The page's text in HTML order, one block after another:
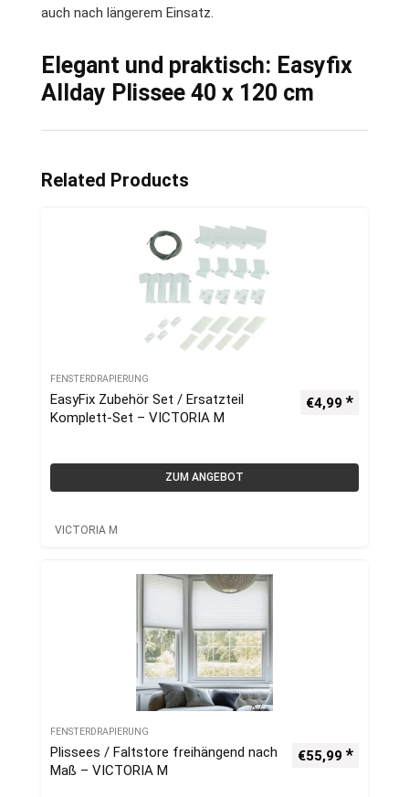
auch nach längerem Einsatz.
Elegant und praktisch: Easyfix
Allday Plissee 40 x 120 cm
Related Products
FENSTERDRAPIERUNG
EasyFix Zubehör Set / Ersatzteil
Komplett-Set – VICTORIA M
€4,99
ZUM ANGEBOT
VICTORIA M
FENSTERDRAPIERUNG
Plissees / Faltstore freihängend nach
Maß – VICTORIA M
€55,99